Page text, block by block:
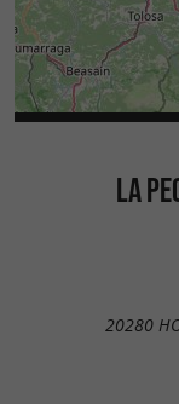
LA
20280